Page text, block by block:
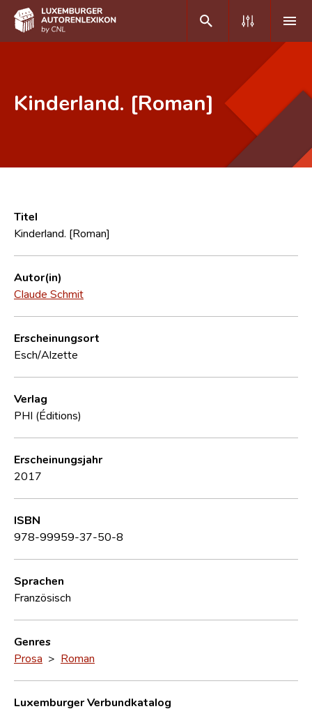
Häufige Fragen und Antworten
CNL
Forschungsgruppe
Kontakt
Kinderland. [Roman]
Titel
Kinderland. [Roman]
Autor(in)
Claude Schmit
Erscheinungsort
Esch/Alzette
Verlag
PHI (Éditions)
Erscheinungsjahr
2017
ISBN
978-99959-37-50-8
Sprachen
Französisch
Genres
Prosa > Roman
Luxemburger Verbundkatalog